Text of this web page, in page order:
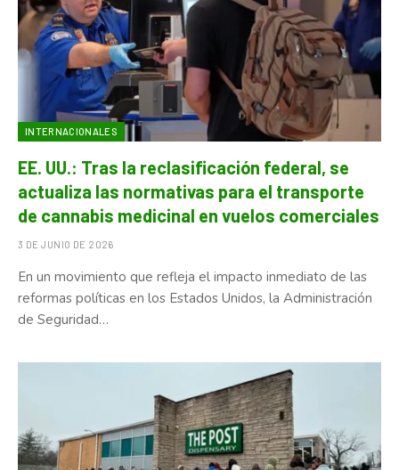
INTERNACIONALES
EE. UU.: Tras la reclasificación federal, se
actualiza las normativas para el transporte
de cannabis medicinal en vuelos comerciales
3 DE JUNIO DE 2026
En un movimiento que refleja el impacto inmediato de las
reformas políticas en los Estados Unidos, la Administración
de Seguridad…